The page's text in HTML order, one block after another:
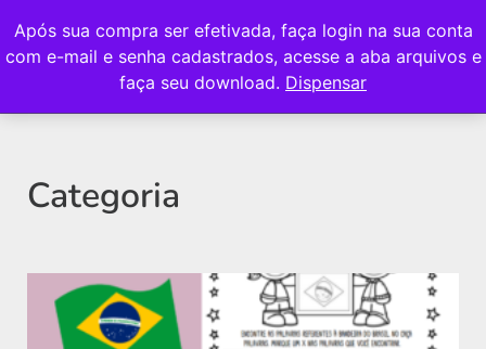
Após sua compra ser efetivada, faça login na sua conta
com e-mail e senha cadastrados, acesse a aba arquivos e
faça seu download. Dispensar
Categoria